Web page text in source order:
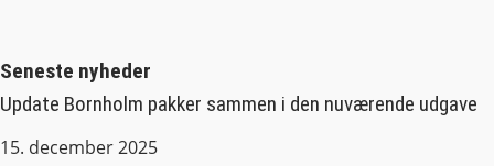
Seneste nyheder
Update Bornholm pakker sammen i den nuværende udgave
15. december 2025